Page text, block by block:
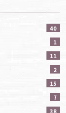
40
1
11
2
15
7
38